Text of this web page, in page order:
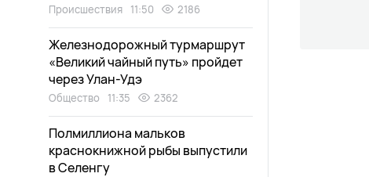
Происшествия 11:50 2186
Железнодорожный турмаршрут
«Великий чайный путь» пройдет
через Улан-Удэ
Общество 11:35 2362
Полмиллиона мальков
краснокнижной рыбы выпустили
в Селенгу